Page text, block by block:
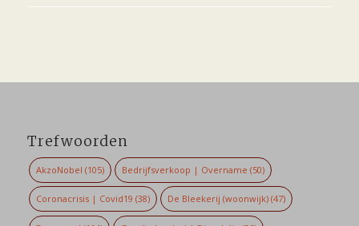
Trefwoorden
AkzoNobel (105) Bedrijfsverkoop | Overname (50)
Coronacrisis | Covid19 (38) De Bleekerij (woonwijk) (47)